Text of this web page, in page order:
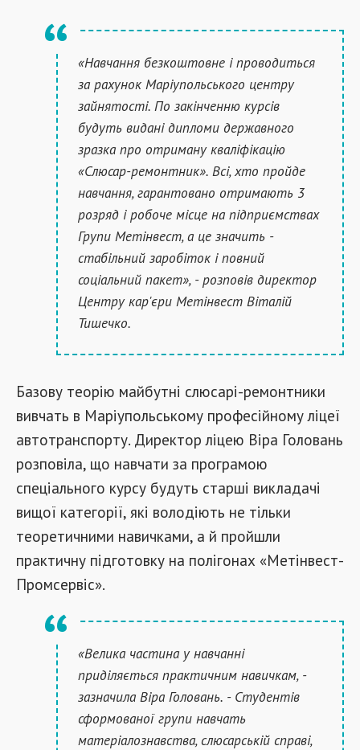
«Навчання безкоштовне і проводиться
за рахунок Маріупольського центру
зайнятості. По закінченню курсів
будуть видані дипломи державного
зразка про отриману кваліфікацію
«Слюсар-ремонтник». Всі, хто пройде
навчання, гарантовано отримають 3
розряд і робоче місце на підприємствах
Групи Метінвест, а це значить -
стабільний заробіток і повний
соціальний пакет», - розповів директор
Центру кар'єри Метінвест Віталій
Тишечко.
Базову теорію майбутні слюсарі-ремонтники
вивчать в Маріупольському професійному ліцеї
автотранспорту. Директор ліцею Віра Головань
розповіла, що навчати за програмою
спеціального курсу будуть старші викладачі
вищої категорії, які володіють не тільки
теоретичними навичками, а й пройшли
практичну підготовку на полігонах «Метінвест-
Промсервіс».
«Велика частина у навчанні
приділяється практичним навичкам, -
зазначила Віра Головань. - Студентів
сформованої групи навчать
матеріалознавства, слюсарській справі,